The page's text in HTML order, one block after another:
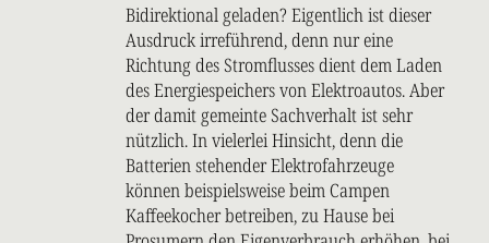
Bidirektional geladen? Eigentlich ist dieser
Ausdruck irreführend, denn nur eine
Richtung des Stromflusses dient dem Laden
des Energiespeichers von Elektroautos. Aber
der damit gemeinte Sachverhalt ist sehr
nützlich. In vielerlei Hinsicht, denn die
Batterien stehender Elektrofahrzeuge
können beispielsweise beim Campen
Kaffeekocher betreiben, zu Hause bei